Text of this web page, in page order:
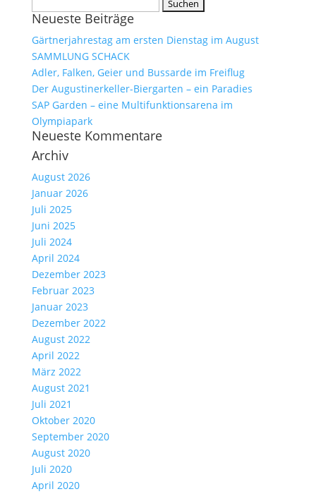
nach:
Neueste Beiträge
Gärtnerjahrestag am ersten Dienstag im August
SAMMLUNG SCHACK
Adler, Falken, Geier und Bussarde im Freiflug
Der Augustinerkeller-Biergarten – ein Paradies
SAP Garden – eine Multifunktionsarena im
Olympiapark
Neueste Kommentare
Archiv
August 2026
Januar 2026
Juli 2025
Juni 2025
Juli 2024
April 2024
Dezember 2023
Februar 2023
Januar 2023
Dezember 2022
August 2022
April 2022
März 2022
August 2021
Juli 2021
Oktober 2020
September 2020
August 2020
Juli 2020
April 2020